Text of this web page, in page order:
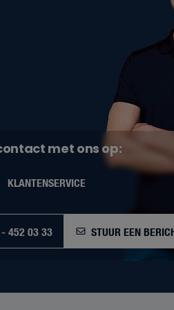
met ons op:
KLANTENSERVICE
452 03 33 STUUR EEN